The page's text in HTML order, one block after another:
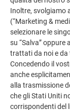
I Sistemi di
protagonisti
assecondare
mediante le
Prefalz grigio
nera – scelte
volumetrico, ma
montaggio in
Inoltre, svolgiamo
(“Marketing &
selezionare le
su “Salva”
trattati da noi e da
Concedendo il
anche
alla trasmissione
che gli Stati Uniti
corrispondenti del